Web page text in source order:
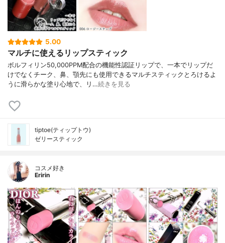
5.00
マルチに使えるリップスティック
ボルフィリン50,000PPM配合の機能性認証リップで、一本でリップだ
けでなくチーク、鼻、顎先にも使用できるマルチスティックとろけるよ
うに滑らかな塗り心地で、リ…続きを見る
tiptoe(ティップトウ)
ゼリースティック
コスメ好き
Eririn